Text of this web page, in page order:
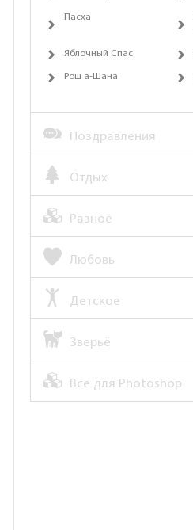
Пасха
Яблочный Спас
Рош а-Шана
Поздравления
Отдых
Разное
Любовь
Детское
Зверьё
Все для Photoshop